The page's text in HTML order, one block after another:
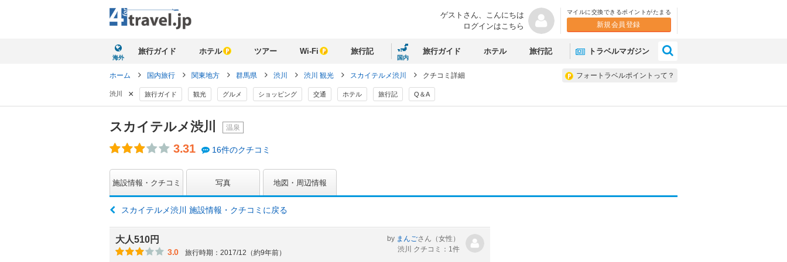
ゲストさん、 こんにちは
ログインはこちら
マイルに交換できるポイントがたまる
新規会員登録
海外
旅行ガイド ホテル ツアー Wi-Fi 旅行記
国内
旅行ガイド ホテル 旅行記 トラベルマガジン
フォートラベルポイントって？
ホーム 国内旅行 関東地方 群馬県 渋川 渋川 観光 スカイテルメ渋川 クチコミ詳細
渋川 × 旅行ガイド 観光 グルメ ショッピング 交通 ホテル 旅行記 Q＆A
スカイテルメ渋川 温泉
3.31 16件のクチコミ
施設情報・クチコミ 写真 地図・周辺情報
スカイテルメ渋川 施設情報・クチコミに戻る
大人510円
3.0 旅行時期：2017/12（約9年前）
by まんごさん （女性）
渋川 クチコミ：1件